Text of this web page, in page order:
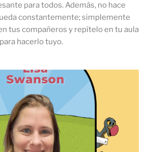
para todos. Además, no hace
constantemente; simplemente
tus compañeros y repítelo en tu aula
hacerlo tuyo.